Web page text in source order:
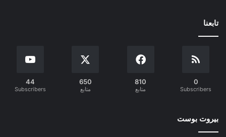
تابعنا
0
Subscribers
810
متابع
650
متابع
44
Subscribers
بيروت بوست